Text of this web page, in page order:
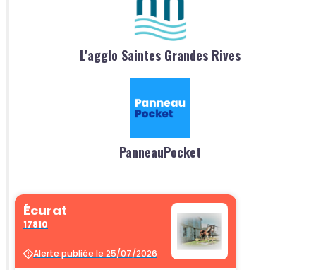
L'agglo Saintes Grandes Rives
PanneauPocket